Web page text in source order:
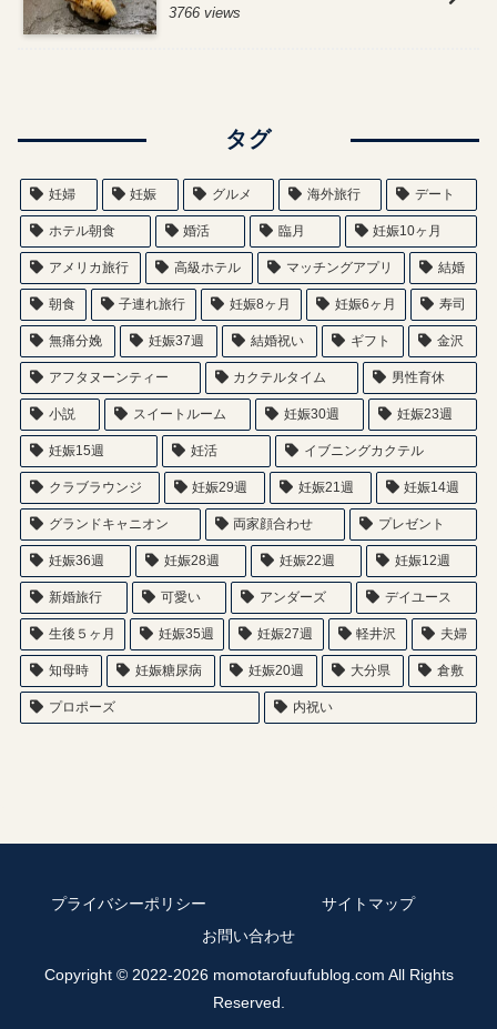
3766 views
タグ
妊婦 妊娠 グルメ 海外旅行 デート
ホテル朝食 婚活 臨月 妊娠10ヶ月
アメリカ旅行 高級ホテル マッチングアプリ 結婚
朝食 子連れ旅行 妊娠8ヶ月 妊娠6ヶ月 寿司
無痛分娩 妊娠37週 結婚祝い ギフト 金沢
アフタヌーンティー カクテルタイム 男性育休
小説 スイートルーム 妊娠30週 妊娠23週
妊娠15週 妊活 イブニングカクテル
クラブラウンジ 妊娠29週 妊娠21週 妊娠14週
グランドキャニオン 両家顔合わせ プレゼント
妊娠36週 妊娠28週 妊娠22週 妊娠12週
新婚旅行 可愛い アンダーズ デイユース
生後５ヶ月 妊娠35週 妊娠27週 軽井沢 夫婦
知母時 妊娠糖尿病 妊娠20週 大分県 倉敷
プロポーズ 内祝い
プライバシーポリシー
サイトマップ
お問い合わせ
Copyright © 2022-2026 momotarofuufublog.com All Rights
Reserved.